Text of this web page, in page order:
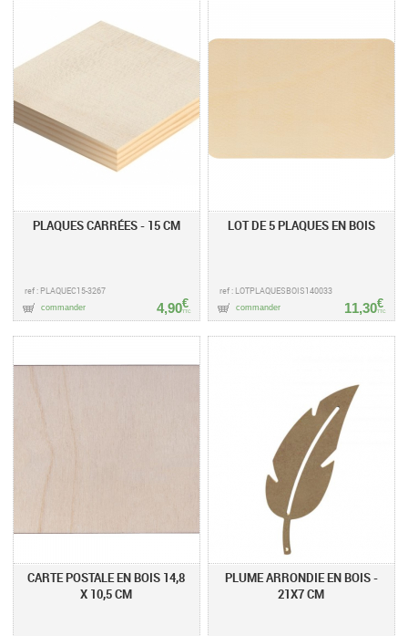
PLAQUES CARRÉES - 15 CM
ref : PLAQUEC15-3267
4,90€
TTC
commander
LOT DE 5 PLAQUES EN BOIS
ref : LOTPLAQUESBOIS140033
11,30€
TTC
commander
CARTE POSTALE EN BOIS 14,8
X 10,5 CM
PLUME ARRONDIE EN BOIS -
21X7 CM